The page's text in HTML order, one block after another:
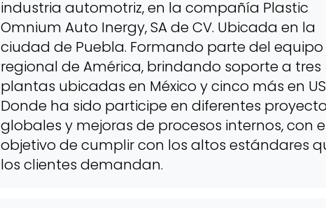
industria automotriz, en la compañía Plastic
Omnium Auto Inergy, SA de CV. Ubicada en la
ciudad de Puebla. Formando parte del equipo
regional de América, brindando soporte a tres
plantas ubicadas en México y cinco más en
Donde ha sido participe en diferentes
globales y mejoras de procesos internos, con
objetivo de cumplir con los altos estándares
los clientes demandan.